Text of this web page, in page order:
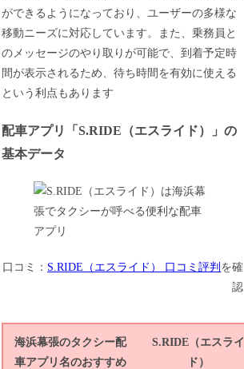
ができるようになっており、ユーザーの多様な
移動ニーズに対応しています。また、乗務員と
のメッセージのやり取りが可能で、到着予定時
間が表示されるため、待ち時間を有効に使える
という利点もあります
配車アプリ「S.RIDE（エスライド）」の
基本データ
口コミ： S.RIDE（エスライド） 口コミ評判 を確
認
海浜幕張のタクシー配
車アプリ名のおすすめ
S.RIDE（エスライ
ド）